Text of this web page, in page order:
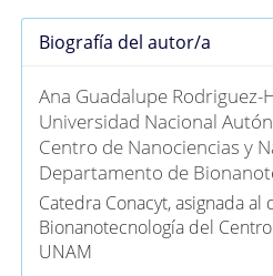
Biografía del autor/a
Ana Guadalupe Rodriguez-
Universidad Nacional
Centro de Nanociencias y
Departamento de
Catedra Conacyt, asignada
Bionanotecnología del
UNAM